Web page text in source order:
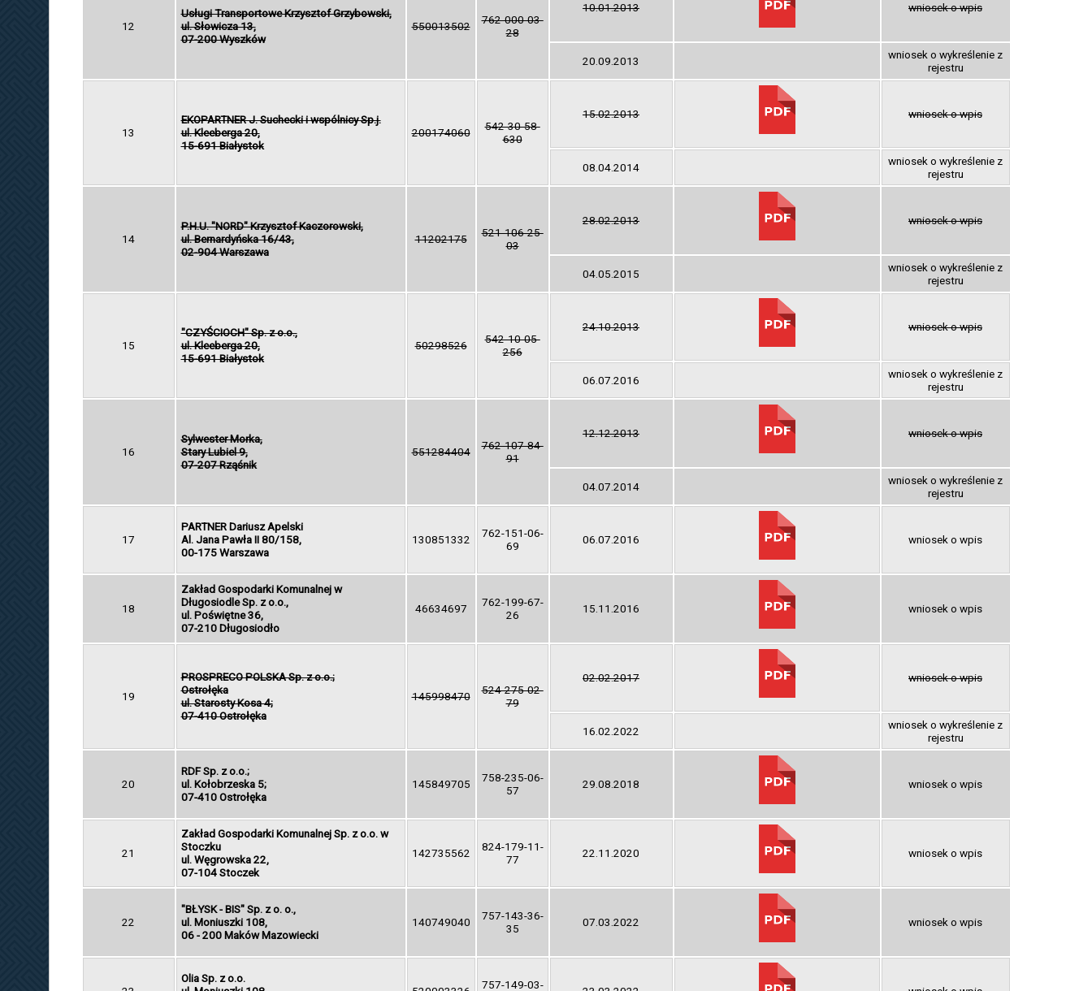
12
Usługi Transportowe Krzysztof Grzybowski,
ul. Słowicza 13,
07-200 Wyszków
550013502
762-000-03-
28
10.01.2013 wniosek o wpis
20.09.2013
wniosek o wykreślenie z
rejestru
13
EKOPARTNER J. Suchecki i wspólnicy Sp.j.
ul. Kleeberga 20,
15-691 Białystok
200174060
542-30-58-
630
15.02.2013 wniosek o wpis
08.04.2014
wniosek o wykreślenie z
rejestru
14
P.H.U. "NORD" Krzysztof Kaczorowski,
ul. Bernardyńska 16/43,
02-904 Warszawa
11202175
521-106-25-
03
28.02.2013 wniosek o wpis
04.05.2015
wniosek o wykreślenie z
rejestru
15
"CZYŚCIOCH" Sp. z o.o.,
ul. Kleeberga 20,
15-691 Białystok
50298526
542-10-05-
256
24.10.2013 wniosek o wpis
06.07.2016
wniosek o wykreślenie z
rejestru
16
Sylwester Morka,
Stary Lubiel 9,
07-207 Rząśnik
551284404
762-107-84-
91
12.12.2013 wniosek o wpis
04.07.2014
wniosek o wykreślenie z
rejestru
17
PARTNER Dariusz Apelski
Al. Jana Pawła II 80/158,
00-175 Warszawa
130851332
762-151-06-
69
06.07.2016 wniosek o wpis
18
Zakład Gospodarki Komunalnej w
Długosiodle Sp. z o.o.,
ul. Poświętne 36,
07-210 Długosiodło
46634697
762-199-67-
26
15.11.2016 wniosek o wpis
19
PROSPRECO POLSKA Sp. z o.o.;
Ostrołęka
ul. Starosty Kosa 4;
07-410 Ostrołęka
145998470
524-275-02-
79
02.02.2017 wniosek o wpis
16.02.2022
wniosek o wykreślenie z
rejestru
20
RDF Sp. z o.o.;
ul. Kołobrzeska 5;
07-410 Ostrołęka
145849705
758-235-06-
57
29.08.2018 wniosek o wpis
21
Zakład Gospodarki Komunalnej Sp. z o.o. w
Stoczku
ul. Węgrowska 22,
07-104 Stoczek
142735562
824-179-11-
77
22.11.2020 wniosek o wpis
22
"BŁYSK - BIS" Sp. z o. o.,
ul. Moniuszki 108,
06 - 200 Maków Mazowiecki
140749040
757-143-36-
35
07.03.2022 wniosek o wpis
Olia Sp. z o.o.
757-149-03-